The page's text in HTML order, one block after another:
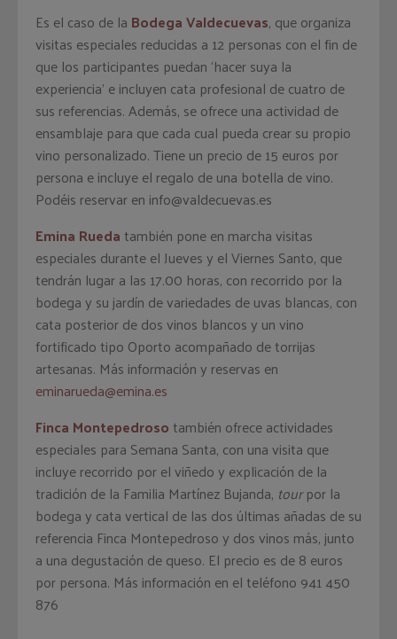
Es el caso de la Bodega Valdecuevas, que organiza
visitas especiales reducidas a 12 personas con el fin de
que los participantes puedan ‘hacer suya la
experiencia’ e incluyen cata profesional de cuatro de
sus referencias. Además, se ofrece una actividad de
ensamblaje para que cada cual pueda crear su propio
vino personalizado. Tiene un precio de 15 euros por
persona e incluye el regalo de una botella de vino.
Podéis reservar en info@valdecuevas.es
Emina Ruedatambién pone en marcha visitas
especiales durante el Jueves y el Viernes Santo, que
tendrán lugar a las 17.00 horas, con recorrido por la
bodega y su jardín de variedades de uvas blancas, con
cata posterior de dos vinos blancos y un vino
fortificado tipo Oporto acompañado de torrijas
artesanas. Más información y reservas en
eminarueda@emina.es
Finca Montepedrosotambién ofrece actividades
especiales para Semana Santa, con una visita que
incluye recorrido por el viñedo y explicación de la
tradición de la Familia Martínez Bujanda, tourpor la
bodega y cata vertical de las dos últimas añadas de su
referencia Finca Montepedroso y dos vinos más, junto
a una degustación de queso. El precio es de 8 euros
por persona. Más información en el teléfono 941 450
876